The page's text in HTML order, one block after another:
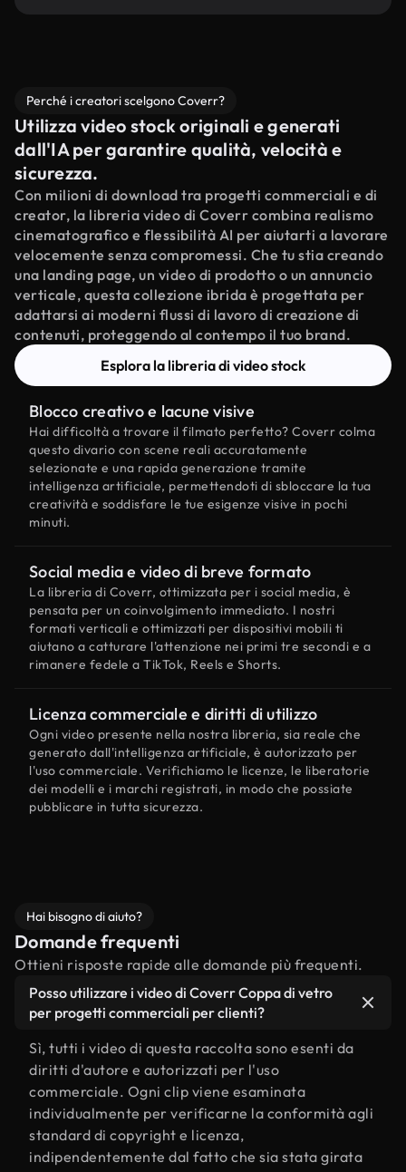
Perché i creatori scelgono Coverr?
Utilizza video stock originali e generati
dall'IA per garantire qualità, velocità e
sicurezza.
Con milioni di download tra progetti commerciali e di
creator, la libreria video di Coverr combina realismo
cinematografico e flessibilità AI per aiutarti a lavorare
velocemente senza compromessi. Che tu stia creando
una landing page, un video di prodotto o un annuncio
verticale, questa collezione ibrida è progettata per
adattarsi ai moderni flussi di lavoro di creazione di
contenuti, proteggendo al contempo il tuo brand.
Esplora la libreria di video stock
Blocco creativo e lacune visive
Hai difficoltà a trovare il filmato perfetto? Coverr colma
questo divario con scene reali accuratamente
selezionate e una rapida generazione tramite
intelligenza artificiale, permettendoti di sbloccare la tua
creatività e soddisfare le tue esigenze visive in pochi
minuti.
Social media e video di breve formato
La libreria di Coverr, ottimizzata per i social media, è
pensata per un coinvolgimento immediato. I nostri
formati verticali e ottimizzati per dispositivi mobili ti
aiutano a catturare l'attenzione nei primi tre secondi e a
rimanere fedele a TikTok, Reels e Shorts.
Licenza commerciale e diritti di utilizzo
Ogni video presente nella nostra libreria, sia reale che
generato dall'intelligenza artificiale, è autorizzato per
l'uso commerciale. Verifichiamo le licenze, le liberatorie
dei modelli e i marchi registrati, in modo che possiate
pubblicare in tutta sicurezza.
Hai bisogno di aiuto?
Domande frequenti
Ottieni risposte rapide alle domande più frequenti.
Posso utilizzare i video di Coverr Coppa di vetro
per progetti commerciali per clienti?
Sì, tutti i video di questa raccolta sono esenti da
diritti d'autore e autorizzati per l'uso
commerciale. Ogni clip viene esaminata
individualmente per verificarne la conformità agli
standard di copyright e licenza,
indipendentemente dal fatto che sia stata girata